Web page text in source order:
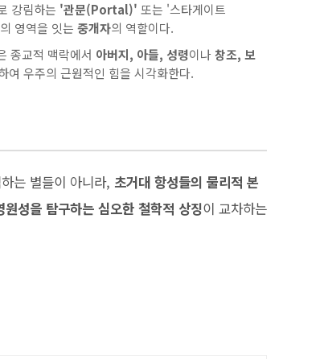
강림하는 '관문(Portal)' 또는 '스타게이트
영역을 잇는 중개자의 역할이다.
종교적 맥락에서 아버지, 아들, 성령이나 창조, 보
여 우주의 근원적인 힘을 시각화한다.
는 별들이 아니라, 초거대 항성들의 물리적 본
원성을 탐구하는 심오한 철학적 상징이 교차하는